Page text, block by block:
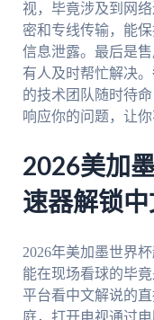
视，毕竟涉及到网络
密和专线传输，能
信息泄露。最后是
有人及时帮忙解决。
的技术团队随时待
响应你的问题，让
2026美加
速器解锁
2026年美加墨世界
能在现场看球的毕
平台看中文解说的
庭，打开电视通过